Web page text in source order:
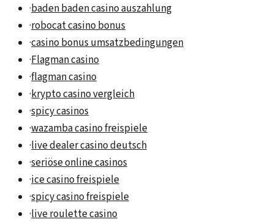
·baden baden casino auszahlung
·robocat casino bonus
·casino bonus umsatzbedingungen
·Flagman casino
·flagman casino
·krypto casino vergleich
·spicy casinos
·wazamba casino freispiele
·live dealer casino deutsch
·seriöse online casinos
·ice casino freispiele
·spicy casino freispiele
·live roulette casino